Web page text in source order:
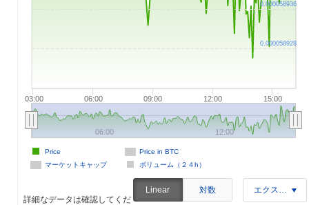
03:00 06:00 09:00 12:00 15:00
Price in BTC
マーケットキャップ
ボリューム（２４h）
Price
06:00 12:00
0.000058928
0.000058936
詳細なデータは確認してくだ
Linear 対数 エクスポート